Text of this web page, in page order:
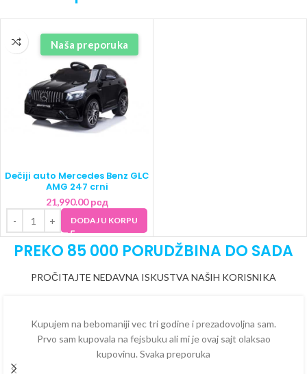
Naša preporuka
Dečiji auto Mercedes Benz GLC
AMG 247 crni
21,990.00рсд
DODAJ U KORPU
PREKO 85 000 PORUDŽBINA DO SADA
PROČITAJTE NEDAVNA ISKUSTVA NAŠIH KORISNIKA
Kupujem na bebomaniji vec tri godine i prezadovoljna sam.
Prvo sam kupovala na fejsbuku ali mi je ovaj sajt olaksao
kupovinu. Svaka preporuka